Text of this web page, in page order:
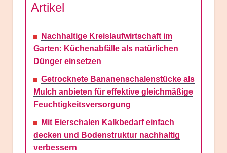
Artikel
Nachhaltige Kreislaufwirtschaft im
Garten: Küchenabfälle als natürlichen
Dünger einsetzen
Getrocknete Bananenschalenstücke als
Mulch anbieten für effektive gleichmäßige
Feuchtigkeitsversorgung
Mit Eierschalen Kalkbedarf einfach
decken und Bodenstruktur nachhaltig
verbessern